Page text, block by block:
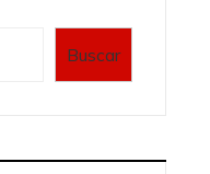
Buscar